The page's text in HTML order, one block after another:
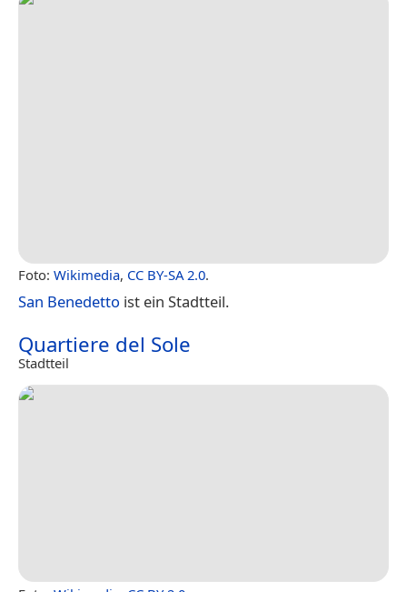
Foto: Wikimedia, CC BY-SA 2.0.
San Benedetto ist ein Stadtteil.
Quartiere del Sole
Stadtteil